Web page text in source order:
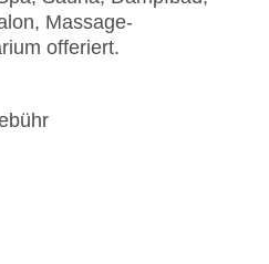
Massage-
offeriert.